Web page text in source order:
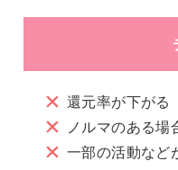
還元率が下がる
ノルマのある場
一部の活動など